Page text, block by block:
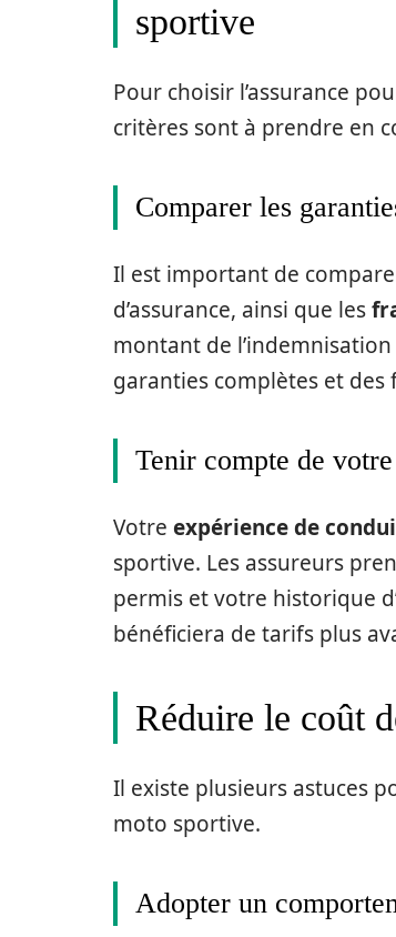
sportive
Pour choisir l’assurance
critères sont à prendre en
Comparer les
Il est important de
d’assurance, ainsi que les
montant de
garanties complètes et des
Tenir compte de
Votre expérience de
sportive. Les assureurs
permis et votre historique
bénéficiera de tarifs plus
Réduire le coût
Il existe plusieurs astuces
moto sportive.
Adopter un